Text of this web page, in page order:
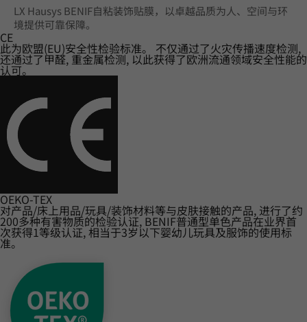
LX Hausys BENIF自粘装饰贴膜，以卓越品质为人、空间与环
境提供可靠保障。
CE
此为欧盟(EU)安全性检验标准。 不仅通过了火灾传播速度检测,
还通过了甲醛, 重金属检测, 以此获得了欧洲流通领域安全性能的
认可。
OEKO-TEX
对产品/床上用品/玩具/装饰材料等与皮肤接触的产品, 进行了约
200多种有害物质的检验认证, BENIF普通型单色产品在业界首
次获得1等级认证, 相当于3岁以下婴幼儿玩具及服饰的使用标
准。